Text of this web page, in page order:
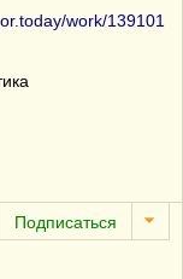
work/139101